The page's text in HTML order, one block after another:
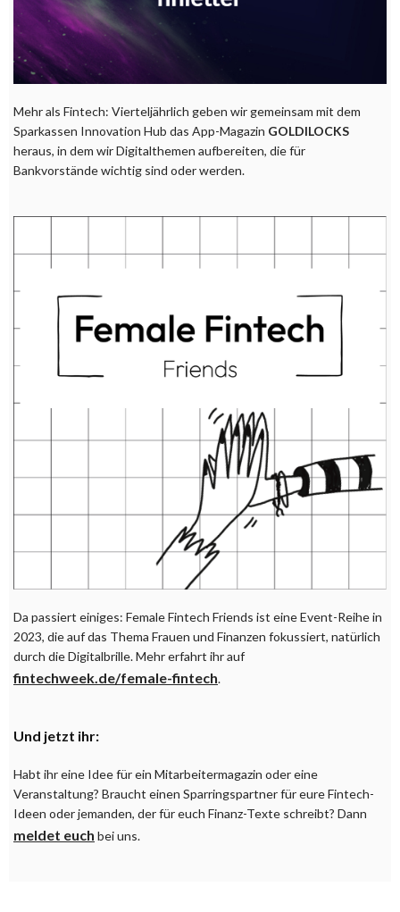
Mehr als Fintech: Vierteljährlich geben wir gemeinsam mit dem
Sparkassen Innovation Hub das App-Magazin GOLDILOCKS
heraus, in dem wir Digitalthemen aufbereiten, die für
Bankvorstände wichtig sind oder werden.
Da passiert einiges: Female Fintech Friends ist eine Event-Reihe in
2023, die auf das Thema Frauen und Finanzen fokussiert, natürlich
durch die Digitalbrille. Mehr erfahrt ihr auf
fintechweek.de/female-fintech.
Und jetzt ihr:
Habt ihr eine Idee für ein Mitarbeitermagazin oder eine
Veranstaltung? Braucht einen Sparringspartner für eure Fintech-
Ideen oder jemanden, der für euch Finanz-Texte schreibt? Dann
meldet euch bei uns.